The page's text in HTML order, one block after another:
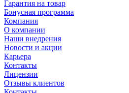
Гарантия на товар
Бонусная программа
Компания
О компании
Наши внедрения
Новости и акции
Карьера
Контакты
Лицензии
Отзывы клиентов